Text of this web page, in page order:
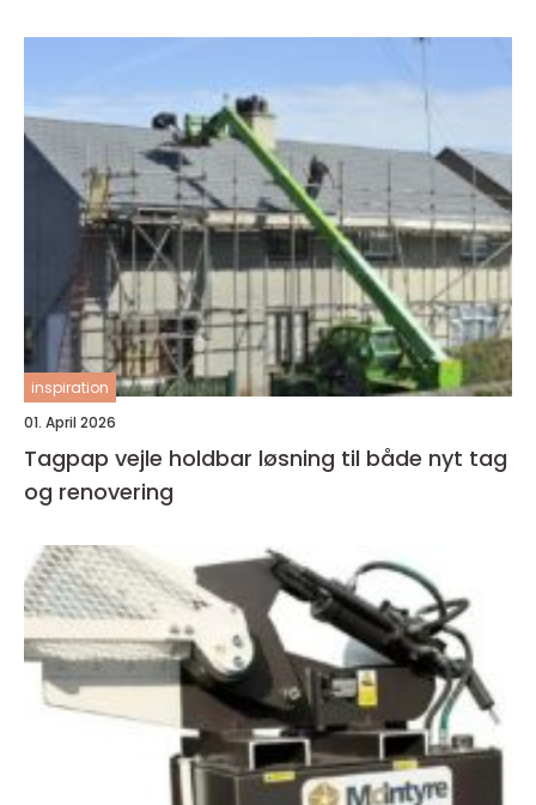
inspiration
01. April 2026
Tagpap vejle holdbar løsning til både nyt tag
og renovering